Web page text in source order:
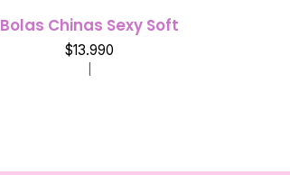
Bolas Chinas Sexy Soft
$13.990